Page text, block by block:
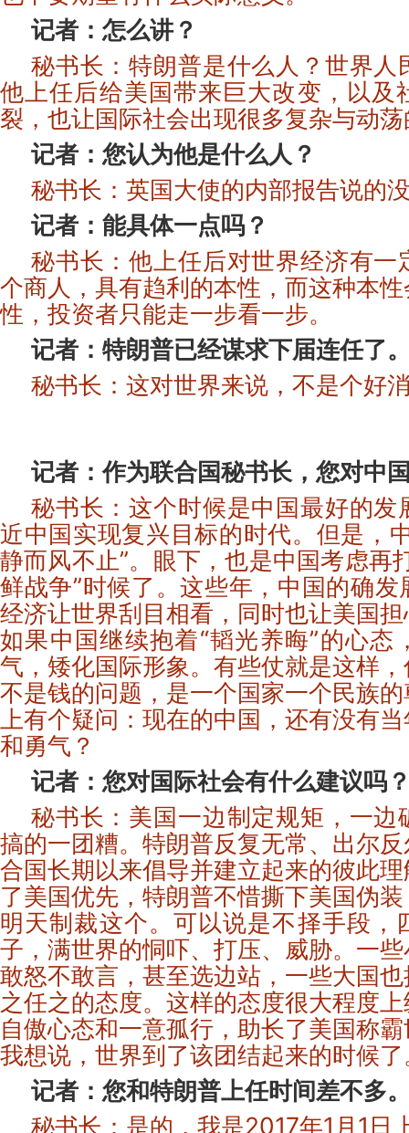
记者：怎么讲？
秘书长：特朗普是什么人？世界人
他上任后给美国带来巨大改变，以及
裂，也让国际社会出现很多复杂与动
记者：您认为他是什么人？
秘书长：英国大使的内部报告说的
记者：能具体一点吗？
秘书长：他上任后对世界经济有一
个商人，具有趋利的本性，而这种本
性，投资者只能走一步看一步。
记者：特朗普已经谋求下届连任了
秘书长：这对世界来说，不是个好
记者：作为联合国秘书长，您对中
秘书长：这个时候是中国最好的发
近中国实现复兴目标的时代。但是，
静而风不止”。眼下，也是中国考虑再
鲜战争”时候了。这些年，中国的确
经济让世界刮目相看，同时也让美国
如果中国继续抱着“韬光养晦”的心态
气，矮化国际形象。有些仗就是这样
不是钱的问题，是一个国家一个民族
上有个疑问：现在的中国，还有没有
和勇气？
记者：您对国际社会有什么建议吗
秘书长：美国一边制定规矩，一边
搞的一团糟。特朗普反复无常、出尔
合国长期以来倡导并建立起来的彼此
了美国优先，特朗普不惜撕下美国伪
明天制裁这个。可以说是不择手段，
子，满世界的恫吓、打压、威胁。一
敢怒不敢言，甚至选边站，一些大国
之任之的态度。这样的态度很大程度
自傲心态和一意孤行，助长了美国称
我想说，世界到了该团结起来的时候
记者：您和特朗普上任时间差不多
秘书长：是的，我是2017年1月1日